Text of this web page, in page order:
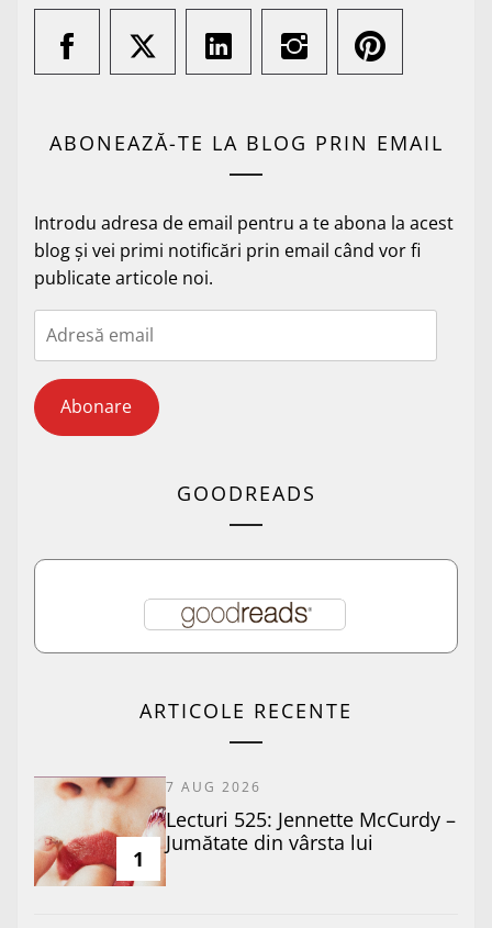
ABONEAZĂ-TE LA BLOG PRIN EMAIL
Introdu adresa de email pentru a te abona la acest
blog și vei primi notificări prin email când vor fi
publicate articole noi.
Adresă
email
Abonare
GOODREADS
ARTICOLE RECENTE
1
7 AUG 2026
Lecturi 525: Jennette McCurdy –
Jumătate din vârsta lui